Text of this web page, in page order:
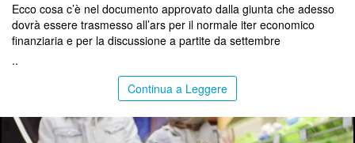
Ecco cosa c’è nel documento approvato dalla giunta che adesso
dovrà essere trasmesso all’ars per il normale iter economico
finanziaria e per la discussione a partite da settembre
..
Continua a Leggere